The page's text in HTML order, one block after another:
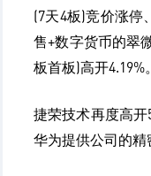
(7天4板)竞价涨停
售+数字货币的翠
板首板)高开4.19%。
捷荣技术再度高开
华为提供公司的精